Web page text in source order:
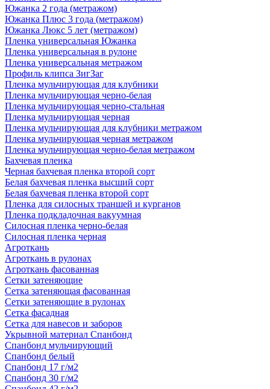
Южанка 2 года (метражом)
Южанка Плюс 3 года (метражом)
Южанка Люкс 5 лет (метражом)
Пленка универсальная Южанка
Пленка универсальная в рулоне
Пленка универсальная метражом
Профиль клипса ЗигЗаг
Пленка мульчирующая для клубники
Пленка мульчирующая черно-белая
Пленка мульчирующая черно-стальная
Пленка мульчирующая черная
Пленка мульчирующая для клубники метражом
Пленка мульчирующая черная метражом
Пленка мульчирующая черно-белая метражом
Бахчевая пленка
Черная бахчевая пленка второй сорт
Белая бахчевая пленка высший сорт
Белая бахчевая пленка второй сорт
Пленка для силосных траншей и курганов
Пленка подкладочная вакуумная
Силосная пленка черно-белая
Силосная пленка черная
Агроткань
Агроткань в рулонах
Агроткань фасованная
Сетки затеняющие
Сетка затеняющая фасованная
Сетки затеняющие в рулонах
Сетка фасадная
Сетка для навесов и заборов
Укрывной материал Спанбонд
Спанбонд мульчирующий
Спанбонд белый
Спанбонд 17 г/м2
Спанбонд 30 г/м2